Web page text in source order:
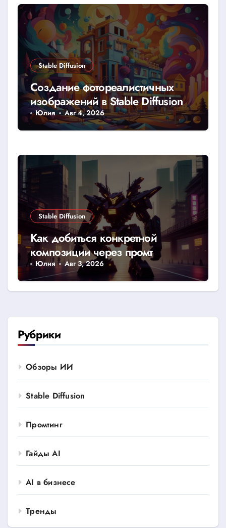
Stable Diffusion
Создание фотореалистичных
изображений в Stable Diffusion
Юлия Авг 4, 2026
Stable Diffusion
Как добиться конкретной
композиции через промт
Юлия Авг 3, 2026
Рубрики
Обзоры ИИ
Stable Diffusion
Промтинг
Гайды AI
AI в бизнесе
Тренды